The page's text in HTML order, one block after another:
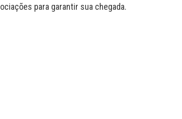
para garantir sua chegada.